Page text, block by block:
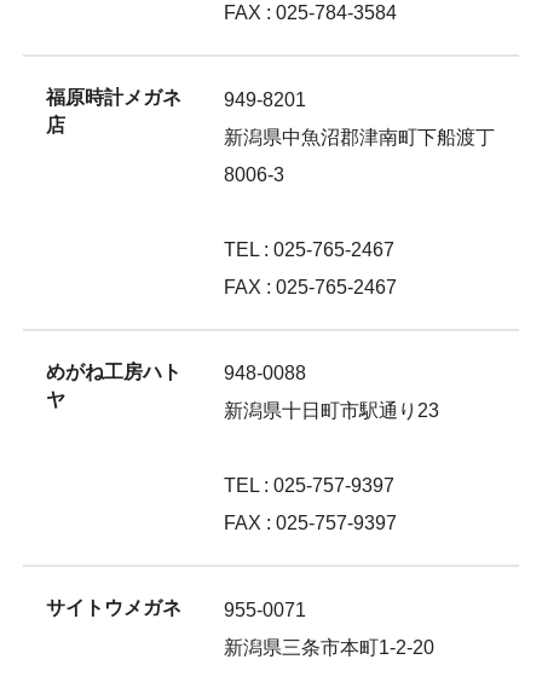
FAX : 025-784-3584
福原時計メガネ
店
949-8201
新潟県中魚沼郡津南町下船渡丁
8006-3
TEL : 025-765-2467
FAX : 025-765-2467
めがね工房ハト
ヤ
948-0088
新潟県十日町市駅通り23
TEL : 025-757-9397
FAX : 025-757-9397
サイトウメガネ
955-0071
新潟県三条市本町1-2-20